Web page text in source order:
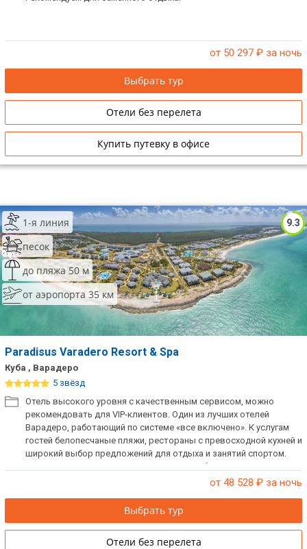
от 50 297 ₽ за ночь
Выбрать тур
Отели без перелета
Купить путевку в офисе
9.3
1-я линия
песок
до пляжа 50 м
от аэропорта 35 км
Paradisus Varadero Resort & Spa
Куба , Варадеро
5 звёзд
Отель высокого уровня с качественным сервисом, можно
рекомендовать для VIP-клиентов. Один из лучших отелей
Варадеро, работающий по системе «все включено». К услугам
гостей белопесчаные пляжи, рестораны с превосходной кухней и
широкий выбор предложений для отдыха и занятий спортом.
Прекрасный отель для проведения свадеб и медового месяца.
Также отметим, что отель специализируется на обслуживании
от 48 528 ₽ за ночь
Выбрать тур
Отели без перелета